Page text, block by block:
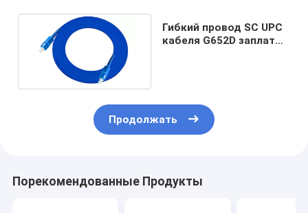
Гибкий провод SC UPC
кабеля G652D заплаты
Продолжать
Порекомендованные Продукты